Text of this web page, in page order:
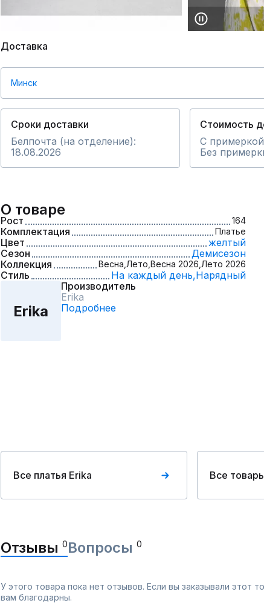
Доставка
Минск
Сроки доставки
Белпочта (на отделение):
18.08.2026
Стоимость
С
Без
О товаре
Рост 164
Комплектация Платье
Цвет
желтый
Сезон
Демисезон
Коллекция
Весна, Лето, Весна 2026, Лето 2026
Стиль На каждый день,Нарядный
Erika
Производитель
Erika
Подробнее
Все платья Erika Все
Отзывы 0Вопросы 0
У этого товара пока нет отзывов. Если вы заказывали этот
вам благодарны.